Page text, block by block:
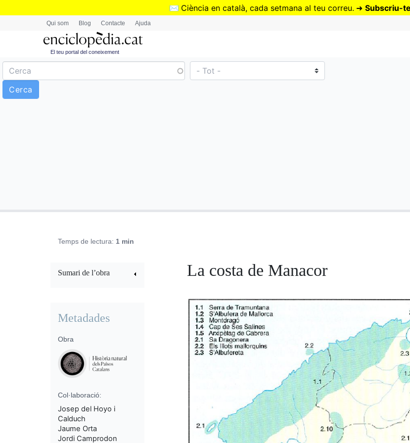
Vés
✉️ Ciència en català, cada setmana al teu correu. ➜ Subscriu-
Qui som Blog Contacte Ajuda
El teu portal del coneixement
Temps de lectura: 1 min
La costa de Manacor
Sumari de l’obra
Metadades
Obra
Col·laboració:
Josep del Hoyo i
Calduch
Jaume Orta
Jordi Camprodon